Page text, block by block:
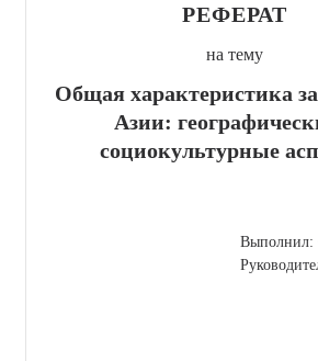
РЕФЕРАТ
на тему
Общая характеристика
Азии:
социокультурные